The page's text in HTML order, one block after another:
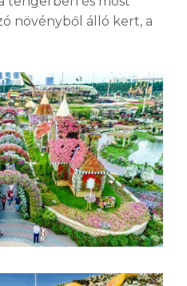
növényből álló kert, a